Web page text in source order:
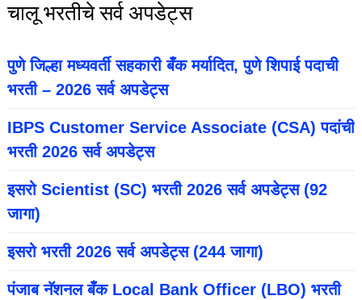
चालू भरतीचे सर्व अपडेट्स
पुणे जिल्हा मध्यवर्ती सहकारी बँक मर्यादित, पुणे शिपाई पदाची
भरती – 2026 सर्व अपडेट्स
IBPS Customer Service Associate (CSA) पदांची
भरती 2026 सर्व अपडेट्स
इसरो Scientist (SC) भरती 2026 सर्व अपडेट्स (92
जागा)
इसरो भरती 2026 सर्व अपडेट्स (244 जागा)
पंजाब नॅशनल बँक Local Bank Officer (LBO) भरती